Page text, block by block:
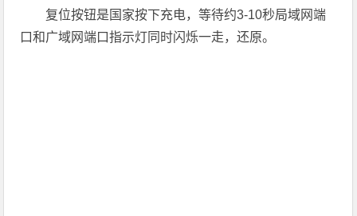
复位按钮是国家按下充电，等待约3-10秒局域网端
口和广域网端口指示灯同时闪烁一走，还原。